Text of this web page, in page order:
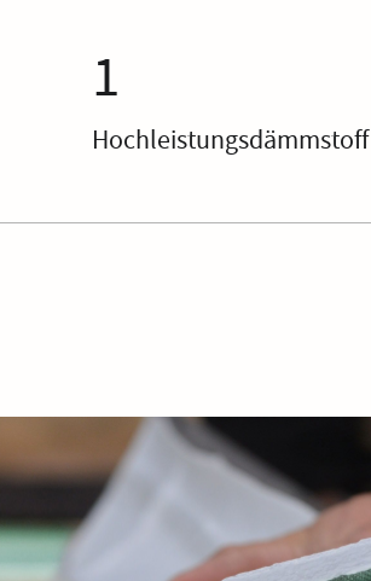
1
Hochleistungsdämmstoff